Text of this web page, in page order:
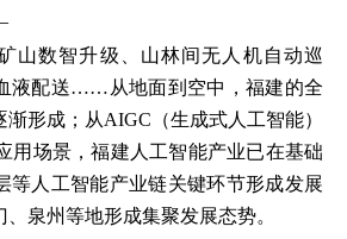
山数智升级、山林间无人机自动巡
液配送……从地面到空中，福建的全
形成；从AIGC（生成式人工智能）
用场景，福建人工智能产业已在基础
等人工智能产业链关键环节形成发展
泉州等地形成集聚发展态势。